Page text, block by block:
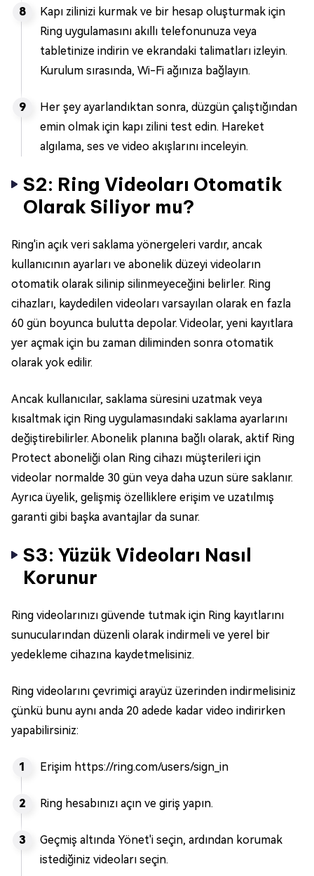
Kapı zilinizi kurmak ve bir hesap oluşturmak için
Ring uygulamasını akıllı telefonunuza veya
tabletinize indirin ve ekrandaki talimatları izleyin.
Kurulum sırasında, Wi-Fi ağınıza bağlayın.
Her şey ayarlandıktan sonra, düzgün çalıştığından
emin olmak için kapı zilini test edin. Hareket
algılama, ses ve video akışlarını inceleyin.
S2: Ring Videoları Otomatik
Olarak Siliyor mu?
Ring'in açık veri saklama yönergeleri vardır, ancak
kullanıcının ayarları ve abonelik düzeyi videoların
otomatik olarak silinip silinmeyeceğini belirler. Ring
cihazları, kaydedilen videoları varsayılan olarak en fazla
60 gün boyunca bulutta depolar. Videolar, yeni kayıtlara
yer açmak için bu zaman diliminden sonra otomatik
olarak yok edilir.
Ancak kullanıcılar, saklama süresini uzatmak veya
kısaltmak için Ring uygulamasındaki saklama ayarlarını
değiştirebilirler. Abonelik planına bağlı olarak, aktif Ring
Protect aboneliği olan Ring cihazı müşterileri için
videolar normalde 30 gün veya daha uzun süre saklanır.
Ayrıca üyelik, gelişmiş özelliklere erişim ve uzatılmış
garanti gibi başka avantajlar da sunar.
S3: Yüzük Videoları Nasıl
Korunur
Ring videolarınızı güvende tutmak için Ring kayıtlarını
sunucularından düzenli olarak indirmeli ve yerel bir
yedekleme cihazına kaydetmelisiniz.
Ring videolarını çevrimiçi arayüz üzerinden indirmelisiniz
çünkü bunu aynı anda 20 adede kadar video indirirken
yapabilirsiniz:
Erişim https://ring.com/users/sign_in
Ring hesabınızı açın ve giriş yapın.
Geçmiş altında Yönet'i seçin, ardından korumak
istediğiniz videoları seçin.